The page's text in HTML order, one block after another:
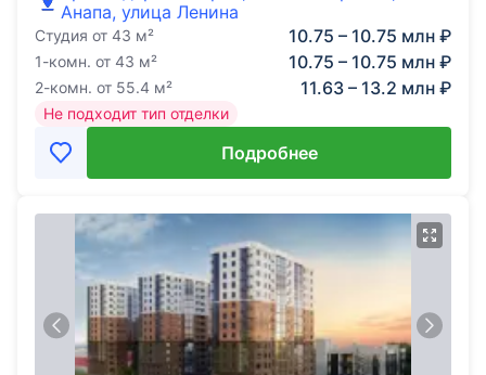
Анапа, улица Ленина
Студия от 43 м² 10.75 – 10.75 млн ₽
1-комн. от 43 м² 10.75 – 10.75 млн ₽
2-комн. от 55.4 м² 11.63 – 13.2 млн ₽
Не подходит тип отделки
Подробнее